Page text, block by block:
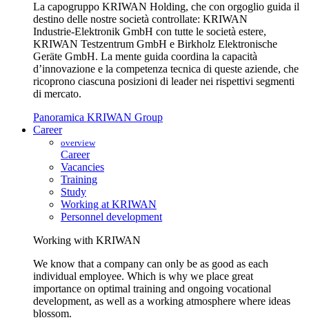
La capogruppo KRIWAN Holding, che con orgoglio guida il
destino delle nostre società controllate: KRIWAN
Industrie‑Elektronik GmbH con tutte le società estere,
KRIWAN Testzentrum GmbH e Birkholz Elektronische
Geräte GmbH. La mente guida coordina la capacità
d’innovazione e la competenza tecnica di queste aziende, che
ricoprono ciascuna posizioni di leader nei rispettivi segmenti
di mercato.
Panoramica KRIWAN Group
Career
overview
Career
Vacancies
Training
Study
Working at KRIWAN
Personnel development
Working with KRIWAN
We know that a company can only be as good as each
individual employee. Which is why we place great
importance on optimal training and ongoing vocational
development, as well as a working atmosphere where ideas
blossom.